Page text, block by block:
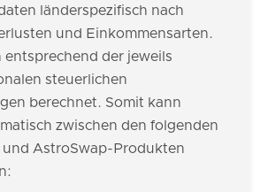
länderspezifisch nach
und Einkommensarten.
entsprechend der jeweils
steuerlichen
berechnet. Somit kann
zwischen den folgenden
und AstroSwap-Produkten